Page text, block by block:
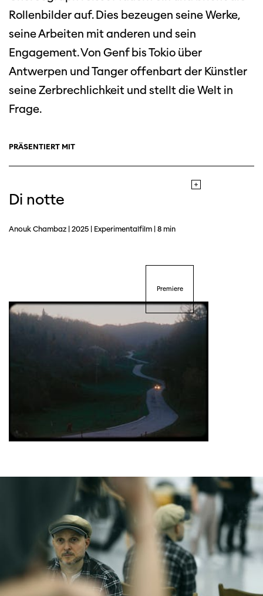
Rollenbilder auf. Dies bezeugen seine Werke,
seine Arbeiten mit anderen und sein
Engagement. Von Genf bis Tokio über
Antwerpen und Tanger offenbart der Künstler
seine Zerbrechlichkeit und stellt die Welt in
Frage.
PRÄSENTIERT MIT
Di notte
Anouk Chambaz | 2025 | Experimentalfilm | 8 min
Premiere